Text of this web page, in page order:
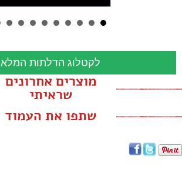
לקטלוג הדלתות המלא
מוצרים אחרונים
שראיתי
שתפו את העמוד